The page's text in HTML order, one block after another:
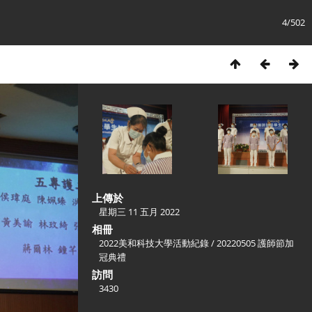
4/502
上傳於
星期三 11 五月 2022
相冊
2022美和科技大學活動紀錄/20220505 護師節加
冠典禮
訪問
3430